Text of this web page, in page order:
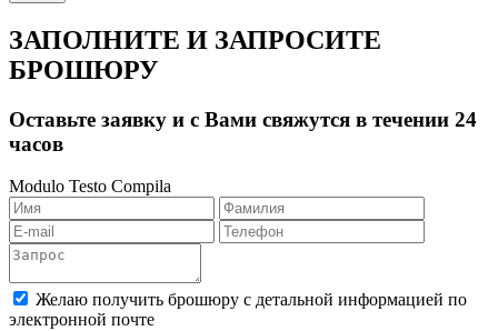
ЗАПОЛНИТЕ И ЗАПРОСИТЕ
БРОШЮРУ
Оставьте заявку и с Вами свяжутся в течении 24
часов
Modulo Testo Compila
Желаю получить брошюру с детальной информацией по
электронной почте